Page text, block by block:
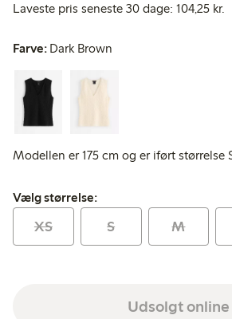
Laveste pris seneste 30 dage: 104,25 kr.
Farve: Dark Brown
Modellen er 175 cm og er iført størrelse
Vælg størrelse:
Vælg størrelse:
XS S M
Udsolgt online